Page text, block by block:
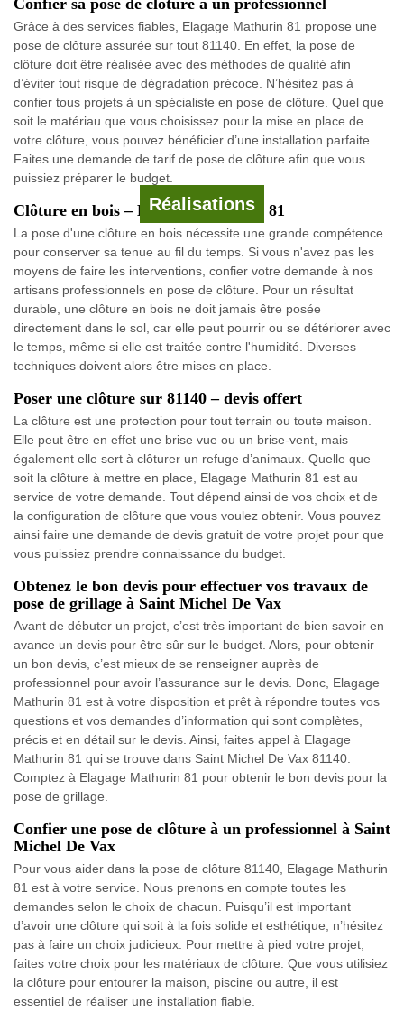
Réalisations
Grâce à des services fiables, Elagage Mathurin 81 propose une
pose de clôture assurée sur tout 81140. En effet, la pose de
clôture doit être réalisée avec des méthodes de qualité afin
d’éviter tout risque de dégradation précoce. N’hésitez pas à
confier tous projets à un spécialiste en pose de clôture. Quel que
soit le matériau que vous choisissez pour la mise en place de
votre clôture, vous pouvez bénéficier d’une installation parfaite.
Faites une demande de tarif de pose de clôture afin que vous
puissiez préparer le budget.
Clôture en bois – Elagage Mathurin 81
La pose d'une clôture en bois nécessite une grande compétence
pour conserver sa tenue au fil du temps. Si vous n'avez pas les
moyens de faire les interventions, confier votre demande à nos
artisans professionnels en pose de clôture. Pour un résultat
durable, une clôture en bois ne doit jamais être posée
directement dans le sol, car elle peut pourrir ou se détériorer avec
le temps, même si elle est traitée contre l'humidité. Diverses
techniques doivent alors être mises en place.
Poser une clôture sur 81140 – devis offert
La clôture est une protection pour tout terrain ou toute maison.
Elle peut être en effet une brise vue ou un brise-vent, mais
également elle sert à clôturer un refuge d’animaux. Quelle que
soit la clôture à mettre en place, Elagage Mathurin 81 est au
service de votre demande. Tout dépend ainsi de vos choix et de
la configuration de clôture que vous voulez obtenir. Vous pouvez
ainsi faire une demande de devis gratuit de votre projet pour que
vous puissiez prendre connaissance du budget.
Obtenez le bon devis pour effectuer vos travaux de
pose de grillage à Saint Michel De Vax
Avant de débuter un projet, c’est très important de bien savoir en
avance un devis pour être sûr sur le budget. Alors, pour obtenir
un bon devis, c’est mieux de se renseigner auprès de
professionnel pour avoir l’assurance sur le devis. Donc, Elagage
Mathurin 81 est à votre disposition et prêt à répondre toutes vos
questions et vos demandes d’information qui sont complètes,
précis et en détail sur le devis. Ainsi, faites appel à Elagage
Mathurin 81 qui se trouve dans Saint Michel De Vax 81140.
Comptez à Elagage Mathurin 81 pour obtenir le bon devis pour la
pose de grillage.
Confier une pose de clôture à un professionnel à Saint
Michel De Vax
Pour vous aider dans la pose de clôture 81140, Elagage Mathurin
81 est à votre service. Nous prenons en compte toutes les
demandes selon le choix de chacun. Puisqu’il est important
d’avoir une clôture qui soit à la fois solide et esthétique, n’hésitez
pas à faire un choix judicieux. Pour mettre à pied votre projet,
faites votre choix pour les matériaux de clôture. Que vous utilisiez
la clôture pour entourer la maison, piscine ou autre, il est
essentiel de réaliser une installation fiable.